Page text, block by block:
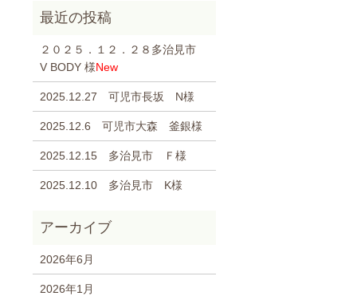
２０２５．１２．２８多治見市
V BODY 様New
2025.12.27 可児市長坂 N様
2025.12.6 可児市大森 釜銀様
2025.12.15 多治見市 Ｆ様
2025.12.10 多治見市 K様
2026年6月
2026年1月